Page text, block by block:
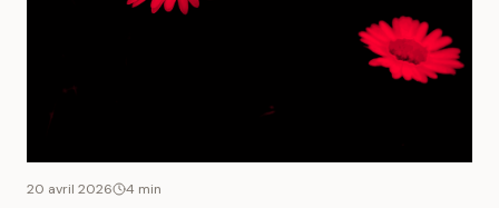
20 avril 2026 4 min